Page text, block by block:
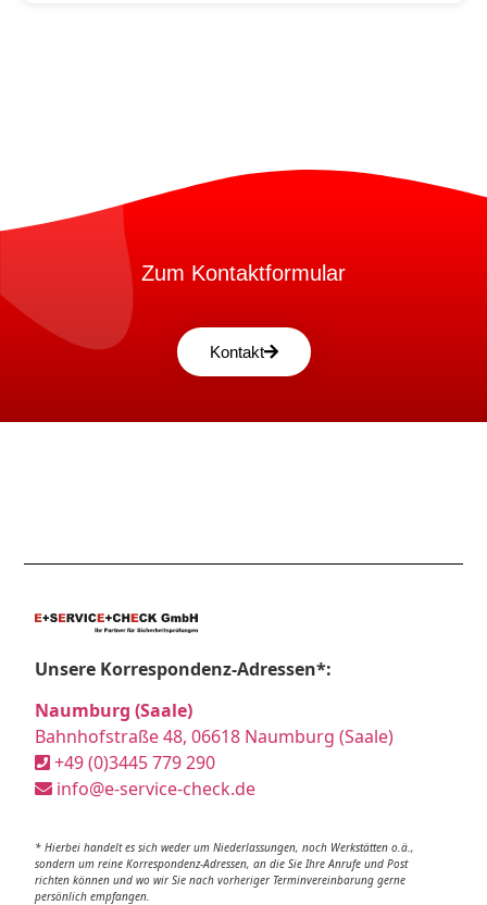
Zum Kontaktformular
Kontakt
Unsere Korrespondenz-Adressen*:
Naumburg (Saale)
Bahnhofstraße 48, 06618 Naumburg (Saale)
+49 (0)3445 779 290
info@e-service-check.de
* Hierbei handelt es sich weder um Niederlassungen, noch Werkstätten o.ä.,
sondern um reine Korrespondenz-Adressen, an die Sie Ihre Anrufe und Post
richten können und wo wir Sie nach vorheriger Terminvereinbarung gerne
persönlich empfangen.